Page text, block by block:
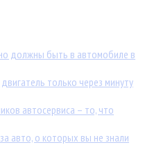
должны быть в автомобиле в
только через минуту
автосервиса – то, что
авто, о которых вы не знали